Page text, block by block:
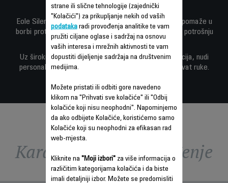
Eole Silence Force pruža intenzivno osvježenje koje pomaže u
borbi protiv vrućina — uz izuzetnu tišinu i 65% manju potrošnju
energije.*
Uz široku difuziju zraka, više brzina i bogat set funkcija, nudi
personalizirano osvježenje koje vam je uvijek nadohvat ruke.
Karakteristike - Poređenje
strane ili slične tehnologije (zajednički
"Kolačići") za prikupljanje nekih od vaših
podatakaradi provođenja analitike te vam
pružiti ciljane oglase i sadržaj na osnovu
vaših interesa i mrežnih aktivnosti te vam
dopustiti dijeljenje sadržaja na društvenim
medijima.
Možete pristati ili odbiti gore navedeno
klikom na "Prihvati sve kolačiće" ili "Odbij
kolačiće koji nisu neophodni". Napominjemo
da ako odbijete Kolačiće, koristićemo samo
Kolačiće koji su neophodni za efikasan rad
web-mjesta.
Kliknite na "Moji izbori"za više informacija o
različitim kategorijama kolačića i da biste
imali detaljniji izbor. Možete se predomisliti